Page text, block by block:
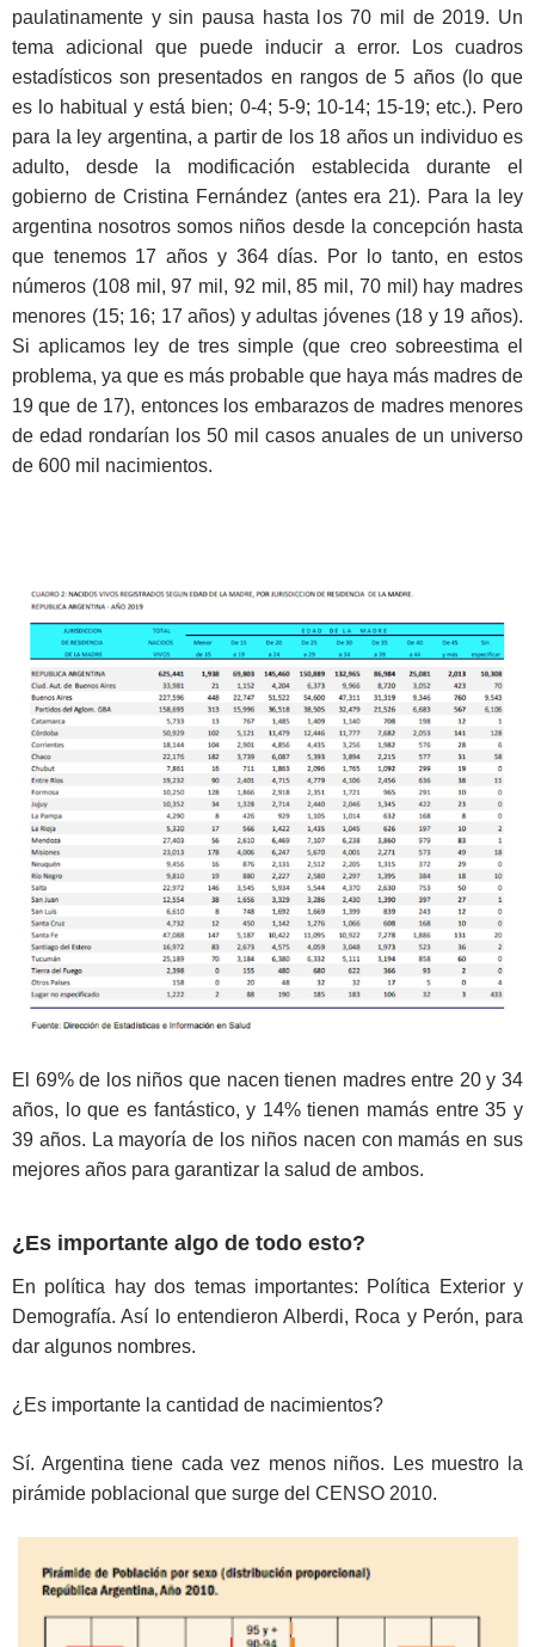
paulatinamente y sin pausa hasta los 70 mil de 2019. Un
tema adicional que puede inducir a error. Los cuadros
estadísticos son presentados en rangos de 5 años (lo que
es lo habitual y está bien; 0-4; 5-9; 10-14; 15-19; etc.). Pero
para la ley argentina, a partir de los 18 años un individuo es
adulto, desde la modificación establecida durante el
gobierno de Cristina Fernández (antes era 21). Para la ley
argentina nosotros somos niños desde la concepción hasta
que tenemos 17 años y 364 días. Por lo tanto, en estos
números (108 mil, 97 mil, 92 mil, 85 mil, 70 mil) hay madres
menores (15; 16; 17 años) y adultas jóvenes (18 y 19 años).
Si aplicamos ley de tres simple (que creo sobreestima el
problema, ya que es más probable que haya más madres de
19 que de 17), entonces los embarazos de madres menores
de edad rondarían los 50 mil casos anuales de un universo
de 600 mil nacimientos.
El 69% de los niños que nacen tienen madres entre 20 y 34
años, lo que es fantástico, y 14% tienen mamás entre 35 y
39 años. La mayoría de los niños nacen con mamás en sus
mejores años para garantizar la salud de ambos.
¿Es importante algo de todo esto?
En política hay dos temas importantes: Política Exterior y
Demografía. Así lo entendieron Alberdi, Roca y Perón, para
dar algunos nombres.
¿Es importante la cantidad de nacimientos?
Sí. Argentina tiene cada vez menos niños. Les muestro la
pirámide poblacional que surge del CENSO 2010.